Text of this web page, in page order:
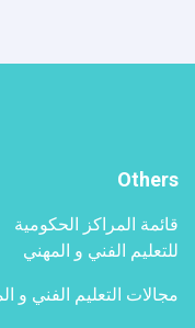
Others
قائمة المراكز الحكومية
للتعليم الفني و المهني
مجالات التعليم الفني و